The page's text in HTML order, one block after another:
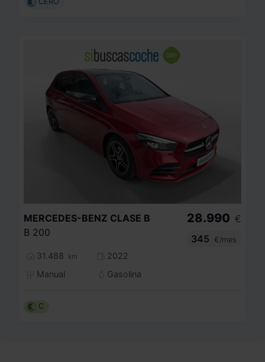
MERCEDES-BENZ CLASE B
B 200
31.488 km
2022
Manual
Gasolina
28.990 €
345
€/mes
C